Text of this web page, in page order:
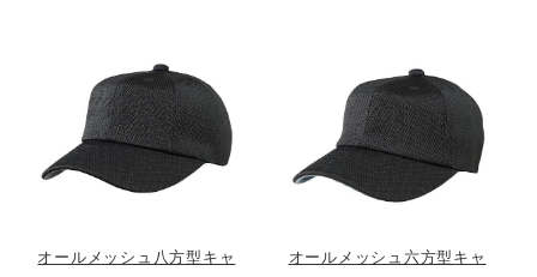
ライフスタイルグッズ
インナー
オールメッシュ八方型キャ
オールメッシュ六方型キャ